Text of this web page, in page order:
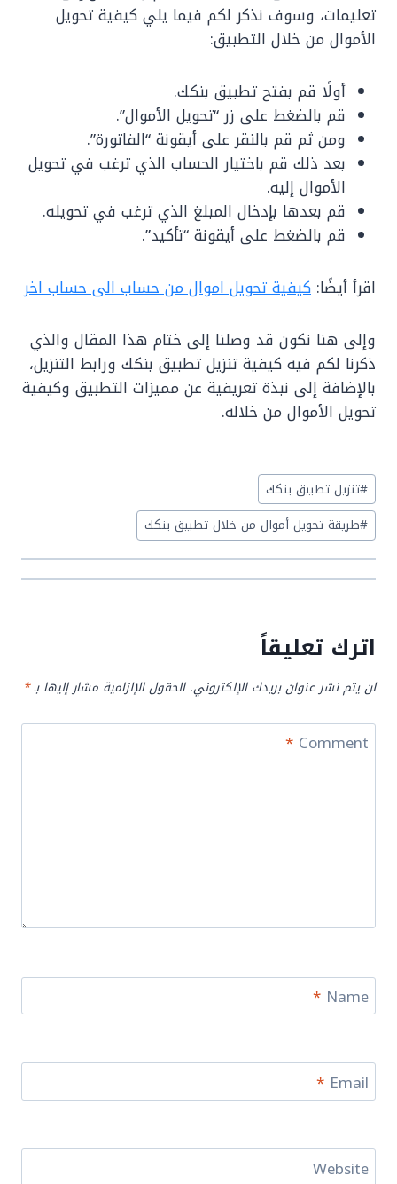
تعليمات، وسوف نذكر لكم فيما يلي كيفية تحويل
الأموال من خلال التطبيق:
أولًا قم بفتح تطبيق بنكك.
قم بالضغط على زر “تحويل الأموال”.
ومن ثم قم بالنقر على أيقونة “الفاتورة”.
بعد ذلك قم باختيار الحساب الذي ترغب في تحويل
الأموال إليه.
قم بعدها بإدخال المبلغ الذي ترغب في تحويله.
قم بالضغط على أيقونة “تأكيد”.
اقرأ أيضًا: كيفية تحويل اموال من حساب الى حساب اخر
وإلى هنا نكون قد وصلنا إلى ختام هذا المقال والذي
ذكرنا لكم فيه كيفية تنزيل تطبيق بنكك ورابط التنزيل،
بالإضافة إلى نبذة تعريفية عن مميزات التطبيق وكيفية
تحويل الأموال من خلاله.
Post
Tags:
#تنزيل تطبيق بنكك
#طريقة تحويل أموال من خلال تطبيق بنكك
اترك تعليقاً
لن يتم نشر عنوان بريدك الإلكتروني. الحقول الإلزامية مشار إليها بـ*
Comment
*
Name
*
Email
*
Website